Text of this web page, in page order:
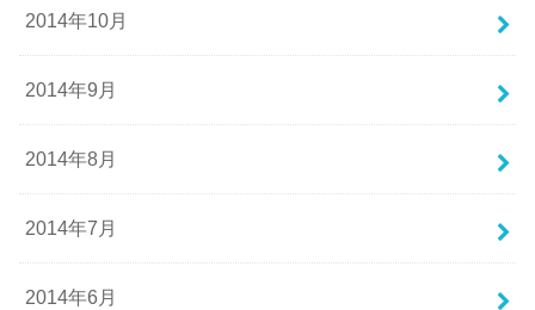
2014年10月
2014年9月
2014年8月
2014年7月
2014年6月